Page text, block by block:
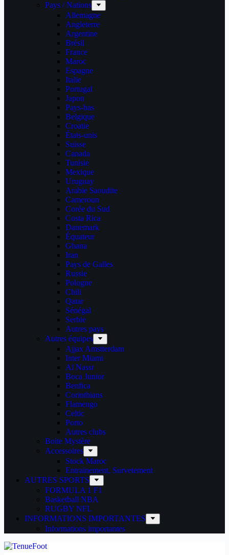
Pays / Nations
Allemagne
Angleterre
Argentine
Brésil
France
Maroc
Espagne
Italie
Portugal
Japon
Pays-bas
Belgique
Croatie
États-unis
Suisse
Canada
Tunisie
Mexique
Uruguay
Arabie Saoudite
Cameroun
Corée du Sud
Costa Rica
Danemark
Équateur
Ghana
Iran
Pays de Galles
Russie
Pologne
Chili
Qatar
Sénégal
Serbie
Autres pays
Autres équipes
Ajjax Amstterdam
Inter Miami
Al Nassr
Boca Junior
Benfica
Corinthians
Flamengo
Celtic
Porto
Autres clubs
Boite Mystère
Accessoires
Stock Maroc
Entrainement, Survetement
AUTRES SPORTS
FORMULA 1 F1
Basketball NBA
RUGBY NFL
INFORMATIONS IMPORTANTES
Informations importantes